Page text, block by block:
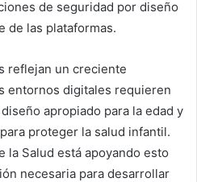
de seguridad por diseño
de las plataformas.
reflejan un creciente
entornos digitales requieren
apropiado para la edad y
proteger la salud infantil.
la Salud está apoyando esto
necesaria para desarrollar